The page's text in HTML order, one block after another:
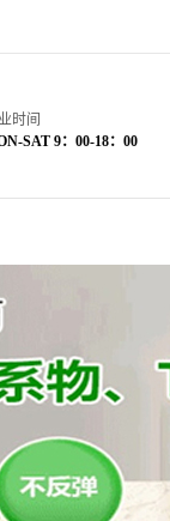
时间
SAT 9：00-18：00